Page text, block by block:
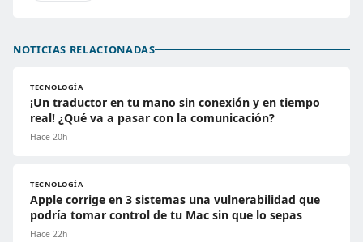
NOTICIAS RELACIONADAS
TECNOLOGÍA
¡Un traductor en tu mano sin conexión y en tiempo
real! ¿Qué va a pasar con la comunicación?
Hace 20h
TECNOLOGÍA
Apple corrige en 3 sistemas una vulnerabilidad que
podría tomar control de tu Mac sin que lo sepas
Hace 22h